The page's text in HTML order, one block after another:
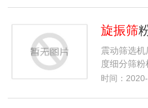
旋振筛粉机
震动筛选
度细分筛
时间：